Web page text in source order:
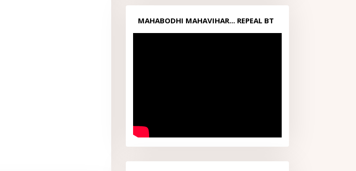
MAHABODHI MAHAVIHAR... REPEAL BT
ACT1949...